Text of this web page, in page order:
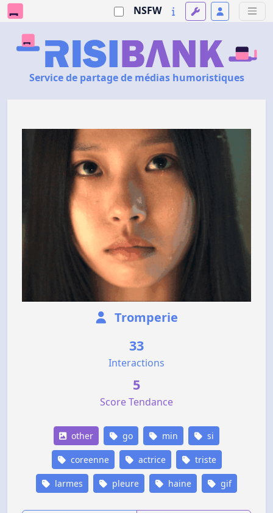
NSFW
Service de partage de médias humoristiques
Tromperie
33
Interactions
5
Score Tendance
other go min si
coreenne actrice triste
larmes pleure haine gif